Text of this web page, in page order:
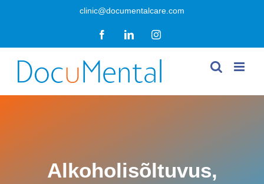
clinic@documentalcare.com
FacebookLinkedInInstagram
Alkoholisõltuvus,